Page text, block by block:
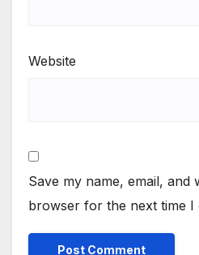
Website
Save my name, email, and
browser for the next time I